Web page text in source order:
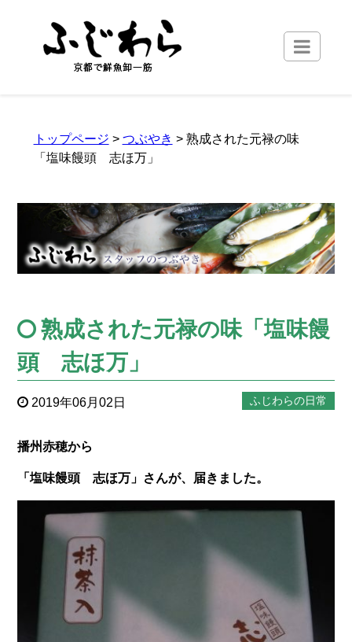
トップページ > つぶやき > 熟成された元禄の味
「塩味饅頭 志ほ万」
熟成された元禄の味「塩味饅
頭 志ほ万」
2019年06月02日 ふじわらの日常
播州赤穂から
「塩味饅頭 志ほ万」さんが、届きました。